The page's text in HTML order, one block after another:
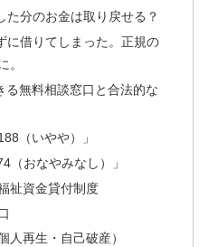
た分のお金は取り戻せる？
に借りてしまった。正規の
。
る無料相談窓口と合法的な
（いやや）」
（おなやみなし）」
祉資金貸付制度
人再生・自己破産）